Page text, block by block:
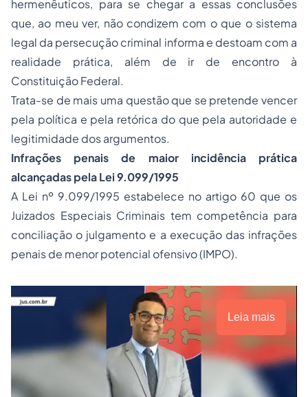
hermenêuticos, para se chegar a essas conclusões
que, ao meu ver, não condizem com o que o sistema
legal da persecução criminal informa e destoam com a
realidade prática, além de ir de encontro à
Constituição Federal.
Trata-se de mais uma questão que se pretende vencer
pela política e pela retórica do que pela autoridade e
legitimidade dos argumentos.
Infrações penais de maior incidência prática
alcançadas pela Lei 9.099/1995
A Lei nº 9.099/1995 estabelece no artigo 60 que os
Juizados Especiais Criminais tem competência para
conciliação o julgamento e a execução das infrações
penais de menor potencial ofensivo (IMPO).
Leia mais